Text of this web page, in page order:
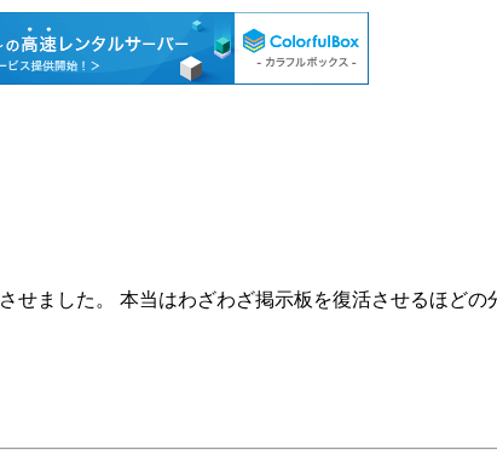
させました。 本当はわざわざ掲示板を復活させるほど